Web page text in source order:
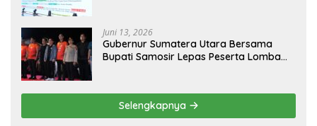
Juni 13, 2026
Gubernur Sumatera Utara Bersama
Bupati Samosir Lepas Peserta Lomba
Selengkapnya